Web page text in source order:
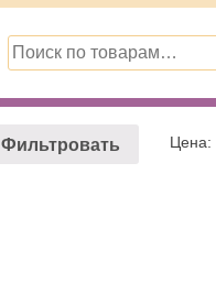
Искать:
Фильтровать Цена: